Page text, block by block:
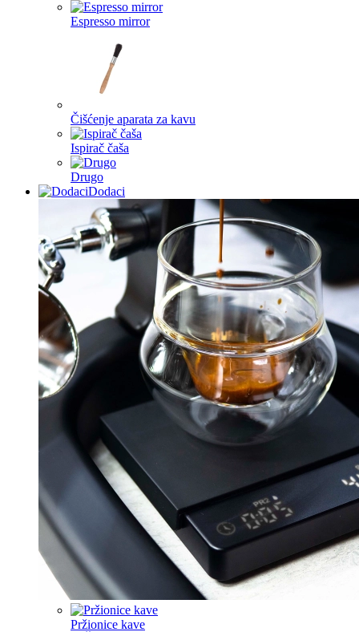
Espresso mirror
Čišćenje aparata za kavu
Ispirač čaša
Drugo
Dodaci
Pržionice kave